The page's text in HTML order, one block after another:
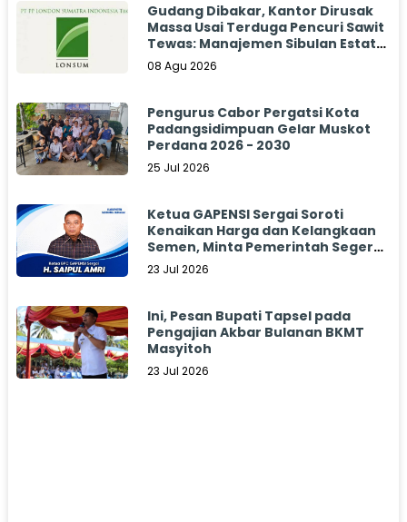
Gudang Dibakar, Kantor Dirusak
Massa Usai Terduga Pencuri Sawit
Tewas: Manajemen Sibulan Estate
Bungkam
08 Agu 2026
Pengurus Cabor Pergatsi Kota
Padangsidimpuan Gelar Muskot
Perdana 2026 - 2030
25 Jul 2026
Ketua GAPENSI Sergai Soroti
Kenaikan Harga dan Kelangkaan
Semen, Minta Pemerintah Segera
Bertindak
23 Jul 2026
Ini, Pesan Bupati Tapsel pada
Pengajian Akbar Bulanan BKMT
Masyitoh
23 Jul 2026